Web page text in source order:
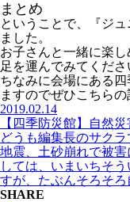
まとめ
ということで、『ジ
ました。
お子さんと一緒に楽
足を運んでみてくださ
ちなみに会場にある
ますのでぜひこちら
2019.02.14
【四季防災館】自然
どうも編集長のサク
地震、土砂崩れで被
しては、いまいちそ
すが、たぶんそろそ
SHARE